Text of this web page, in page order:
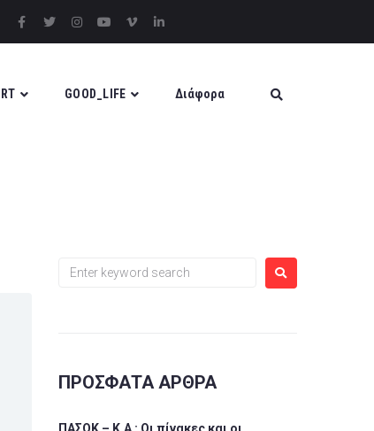
GOOD_LIFE Διάφορα
ΠΡΌΣΦΑΤΑ ΆΡΘΡΑ